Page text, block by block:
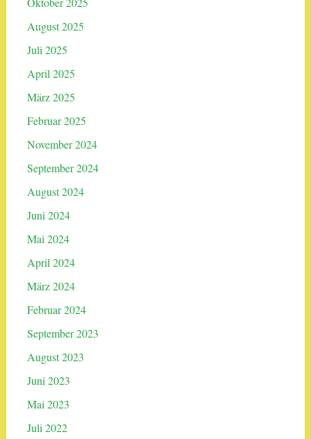
August 2025
Juli 2025
April 2025
März 2025
Februar 2025
November 2024
September 2024
August 2024
Juni 2024
Mai 2024
April 2024
März 2024
Februar 2024
September 2023
August 2023
Juni 2023
Mai 2023
Juli 2022